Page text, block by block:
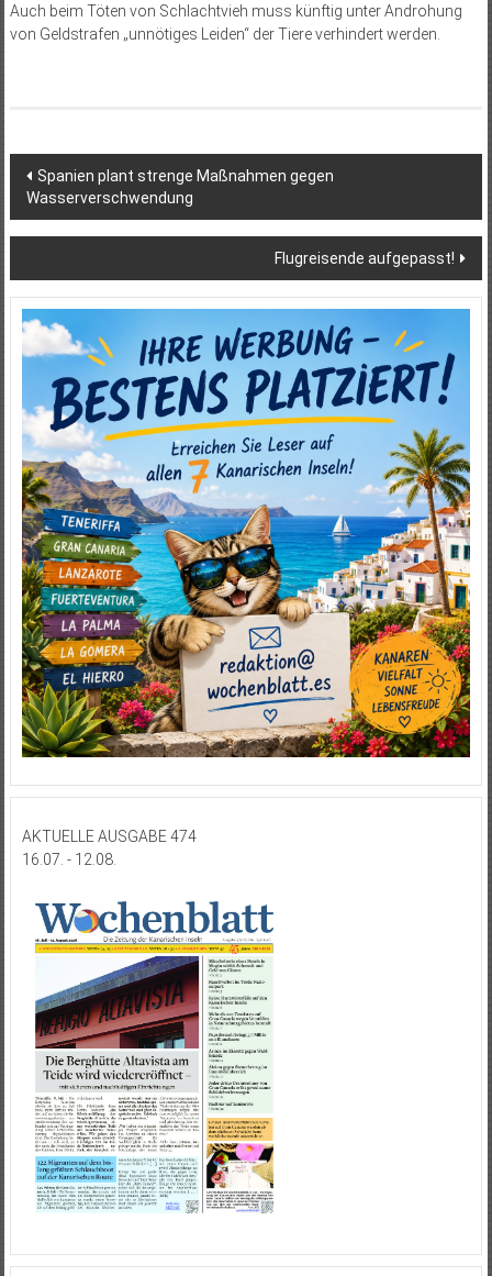
Auch beim Töten von Schlachtvieh muss künftig unter Androhung
von Geldstrafen „unnötiges Leiden“ der Tiere verhindert werden.
Beitragsnavigation
Spanien plant strenge Maßnahmen gegen
Wasserverschwendung
Flugreisende aufgepasst!
AKTUELLE AUSGABE 474
16.07. - 12.08.